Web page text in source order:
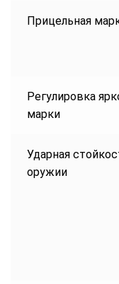
Прицельная
Регулировка
марки
Ударная
оружии